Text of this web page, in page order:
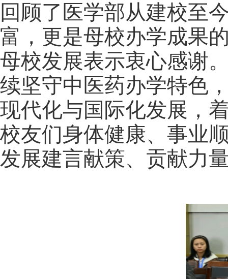
回顾了医学部从建校至
富，更是母校办学成果
母校发展表示衷心感谢
续坚守中医药办学特色
现代化与国际化发展，
校友们身体健康、事业
发展建言献策、贡献力